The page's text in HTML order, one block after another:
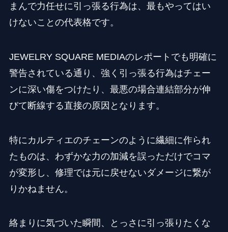
まんで力任せに引っ張る行為は、最もやってはい
けないことの代表格です。
JEWELRY SQUARE MEDIAのレポートでも明確に
警告されている通り、強く引っ張る行為はチェー
ンに深い傷をつけたり、最悪の場合連結部分が伸
びて断線する直接の原因となります。
特にカルティエのチェーンのように繊細に作られ
たものは、わずかな力の加減を誤っただけでコマ
が変形し、修理では元に戻せないダメージに繋が
りかねません。
絡まりに気づいた瞬間、とっさに引っ張りたくな